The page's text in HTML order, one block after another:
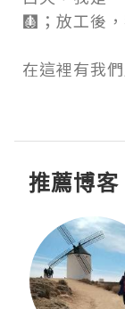
🩻；放工後
在這裡有我
推薦博客